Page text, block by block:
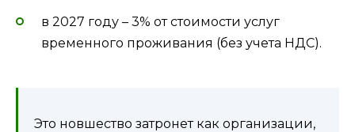
в 2027 году – 3% от стоимости услуг
временного проживания (без учета НДС).
Это новшество затронет как организации,